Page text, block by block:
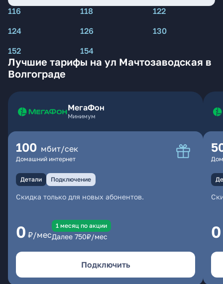
116 118
122
124
126
130
152
154
Лучшие тарифы на ул Мачтозаводская в
Волгограде
МегаФон
Минимум
100 мбит/сек
Домашний интернет
Детали Подключение
Скидка только для новых абонентов.
0 ₽/мес
1 месяц по акции
Далее 750₽/мес
Подключить
0